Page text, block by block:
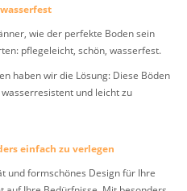
wie der perfekte Boden sein
pflegeleicht, schön, wasserfest.
haben wir die Lösung: Diese Böden
und leicht zu
einfach zu verlegen
und formschönes Design für Ihre